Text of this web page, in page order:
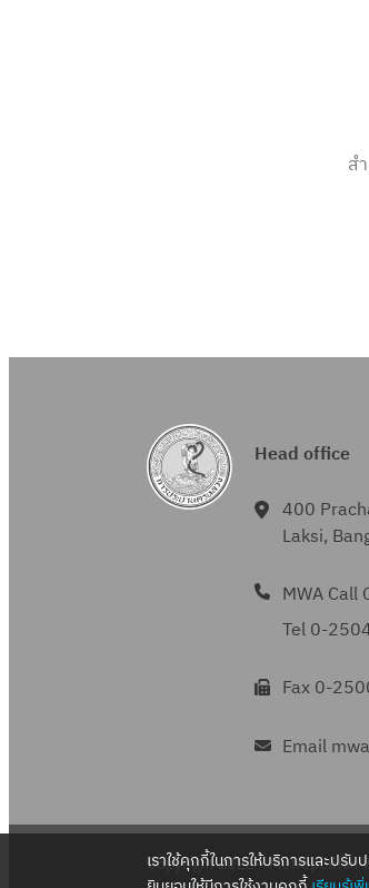
ส
Head office
400
Laksi,
MWA
Tel 0-
Fax 0-
Email
Copyright 2022 – Metropolitan
เราใช้คุกกี้ในการให้บริการและป